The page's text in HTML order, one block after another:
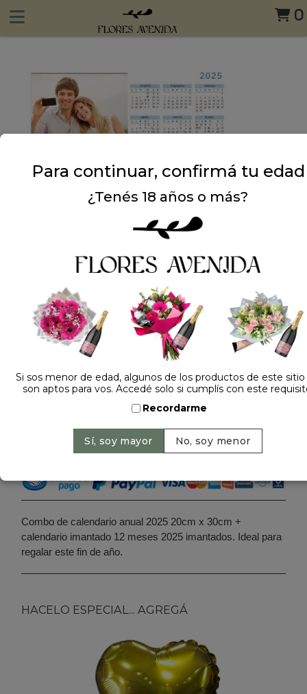
0
Dejá tu opinión
COMBO CALENDARIO 2025
Precio: $ 60.000- $ 70.000 Ahorrás 14%
Agregar al carrito
Combo de calendario anual 2025 20cm x 30cm +
calendario imantado 12 meses 2025 imantados. Ideal para
regalar este fin de año.
HACELO ESPECIAL... AGREGÁ
Para continuar, confirmá tu edad
¿Tenés 18 años o más?
Si sos menor de edad, algunos de los productos de este
son aptos para vos. Accedé solo si cumplís con este
Recordarme